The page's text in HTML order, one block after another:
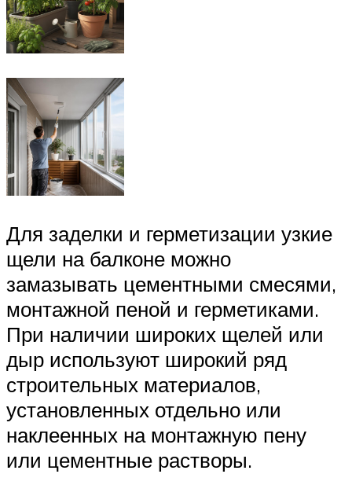
Для заделки и герметизации узкие
щели на балконе можно
замазывать цементными смесями,
монтажной пеной и герметиками.
При наличии широких щелей или
дыр используют широкий ряд
строительных материалов,
установленных отдельно или
наклеенных на монтажную пену
или цементные растворы.